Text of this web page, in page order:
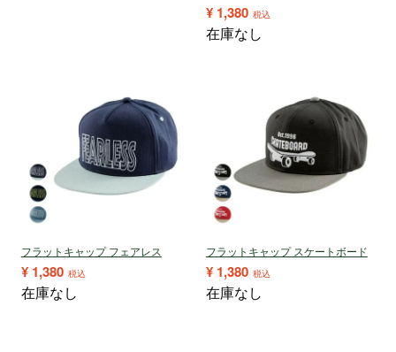
¥ 1,380 税込
在庫なし
フラットキャップ フェアレス
¥ 1,380 税込
在庫なし
フラットキャップ スケートボード
¥ 1,380 税込
在庫なし